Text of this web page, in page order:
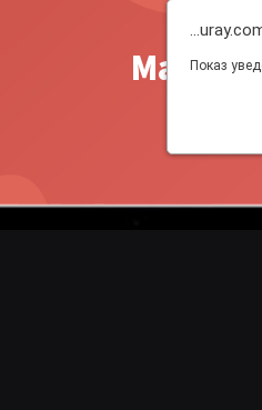
Master
Показ